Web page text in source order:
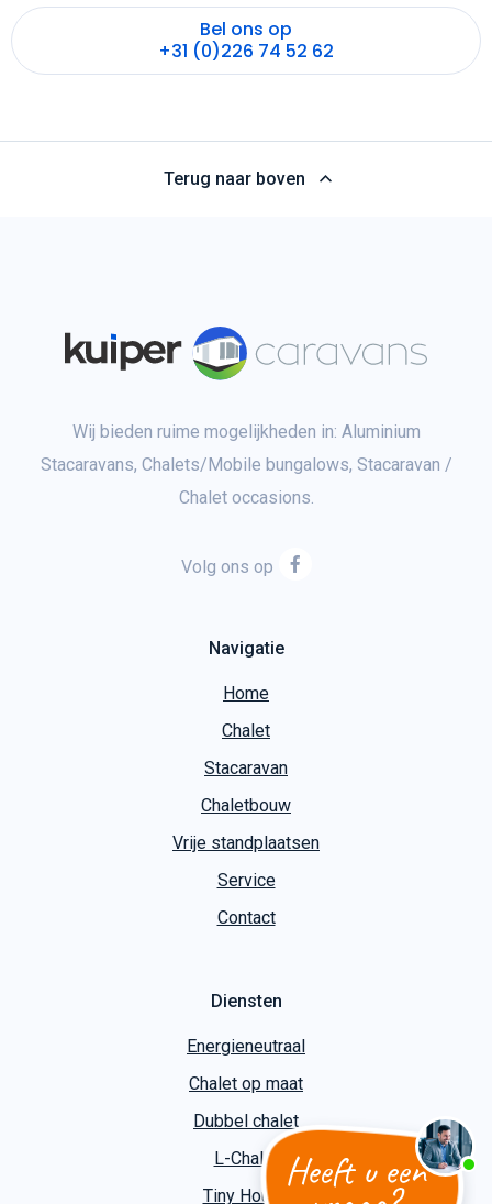
Heeft u een
Bel ons op
+31 (0)226 74 52 62
Terug naar boven
Wij bieden ruime mogelijkheden in: Aluminium
Stacaravans, Chalets/Mobile bungalows, Stacaravan /
Chalet occasions.
Volg ons op
Navigatie
Home
Chalet
Stacaravan
Chaletbouw
Vrije standplaatsen
Service
Contact
Diensten
Energieneutraal
Chalet op maat
Dubbel chalet
L-Chalet
Tiny House